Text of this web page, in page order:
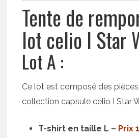
Tente de
lot celio I Star
Lot A :
Ce lot est composé des
collection capsule celio I Star
T-shirt en taille L – Prix